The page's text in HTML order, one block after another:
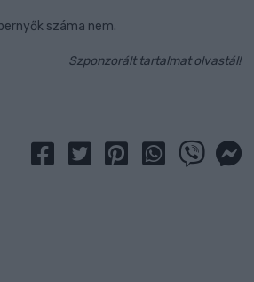
száma nem.
Szponzorált tartalmat olvastál!